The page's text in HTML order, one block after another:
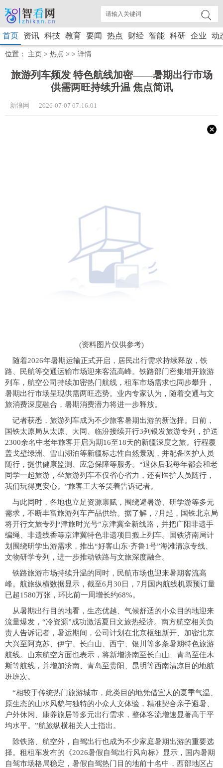
首页 资讯 科技 教育 要闻 热点 财经 智能 科研 企业 动
位置： 主页 > 热点 > > 详情
旅游列车频发 特色航线加密——暑期出行市场
供需两旺持续升温 焦点简讯
新浪网 2026-07-07 07:16:01
(资料图片仅供参考)
随着2026年暑期运输正式开启，居民出行需求持续释放，铁
路、民航等交通运输市场迎来客流高峰。铁路部门密集增开旅游
列车，航空公司持续加密热门航线，租车市场需求也同步攀升，
暑期出行市场呈现供需两旺态势。业内专家认为，随着交通与文
旅消费深度融合，暑期消费潜力将进一步释放。
记者获悉，旅游列车成为不少旅客暑期出游的新选择。日前，
国铁太原局从太原、大同、临汾接续开行3列银发旅游专列，护送
2300余名中老年旅客开启为期16至18天的新疆深度之旅。行程覆
盖戈壁绿洲、雪山湖泊等新疆标志性自然景观，并配备医护人员
随行，提供健康监测、应急保障等服务。“退休后我每年都会和老
同学一起旅游，坐旅游列车不仅省心省力，还有医护人员随行，
我们玩得更安心。”旅客王大爷笑着告诉记者。
与此同时，各地也立足资源禀赋，围绕避暑游、研学游等多元
需求，不断丰富旅游列车产品供给。据了解，7月起，国铁北京局
将开行文旅专列“津旅时光号”京津冀全新线路，并把广阳非遗手
编绳、非遗线香等京津冀特色非遗项目搬上列车。国铁济南局计
划围绕研学出游需求，推出“好客山东·齐鲁1号”海滩清凉专线、
文物研学专列，进一步推动铁路与文旅深度融合。
铁路旅游市场持续升温的同时，民航市场也迎来暑期客流高
峰。航旅纵横数据显示，截至6月30日，7月国内航线机票预订量
已超1580万张，环比前一周增长约68%。
从暑期出行目的地看，生态优越、气候舒适的小众目的地迎来
流量爆发，“冷资源”成功激活夏日文旅热经济。南方航空相关负
责人告诉记者，暑运期间，公司计划在北京枢纽新开、加密北京
大兴至阿克苏、伊宁、长白山、西宁、银川等多条暑期特色旅游
航线。山东航空方面也表示，将新增济南至长白山、青岛至佳木
斯等航线，并增加济南、青岛至贵阳、昆明等西南清凉目的地航
班班次。
“相较于传统热门旅游城市，此类目的地凭借宜人的夏季气温、
原生态的山水风貌与独特的小众人文体验，精准契合亲子避暑、
户外休闲、康养旅居等多元出行需求，整体客流增速显著高于平
均水平。”航旅纵横相关人士指出。
除铁路、航空外，自驾出行也成为不少家庭暑期出游的重要选
择。租租车发布的《2026暑假自驾出行风向标》显示，国内暑期
自驾市场格局稳定，暑假自驾热门目的地前十名中，西部地区占